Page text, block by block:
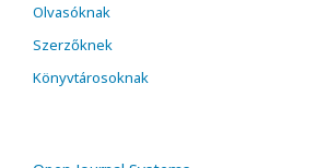
Olvasóknak
Szerzőknek
Könyvtárosoknak